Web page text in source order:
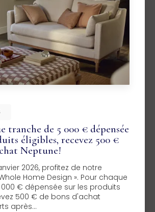
tranche de 5 000 € dépensée
éligibles, recevez 500 €
Neptune!
2026, profitez de notre
Home Design ». Pour chaque
€ dépensée sur les produits
500 € de bons d'achat
après…